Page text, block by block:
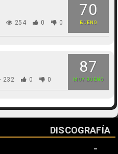
70
BUENO
254 0 0
87
MUY BUENO
232 0 0
DISCOGRAFÍA
-